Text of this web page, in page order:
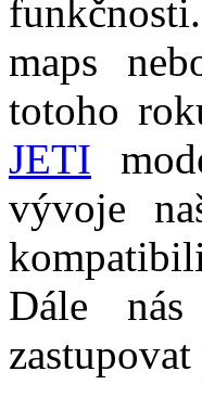
maps
totoho
JETI
vývoje
Dále